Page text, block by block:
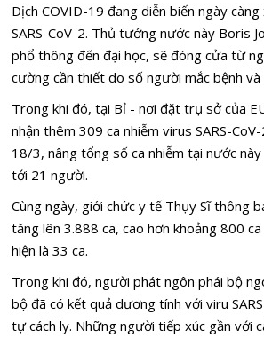
Dịch COVID-19 đang diễn biến ngày
SARS-CoV-2. Thủ tướng nước này Boris
phổ thông đến đại học, sẽ đóng cửa từ
cường cần thiết do số người mắc bệnh
Trong khi đó, tại Bỉ - nơi đặt trụ sở của
nhận thêm 309 ca nhiễm virus SARS-
18/3, nâng tổng số ca nhiễm tại nước
tới 21 người.
Cùng ngày, giới chức y tế Thụy Sĩ thông
tăng lên 3.888 ca, cao hơn khoảng 800
hiện là 33 ca.
Trong khi đó, người phát ngôn phái bộ
bộ đã có kết quả dương tính với viru
tự cách ly. Những người tiếp xúc gần với